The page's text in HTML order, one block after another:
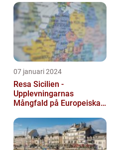
07 januari 2024
Resa Sicilien -
Upplevningarnas
Mångfald på Europeiska